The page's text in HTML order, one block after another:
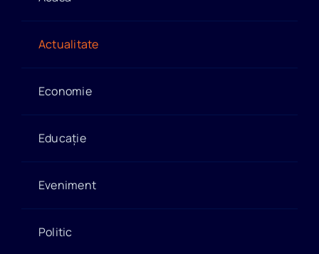
Actualitate
Economie
Educație
Eveniment
Politic